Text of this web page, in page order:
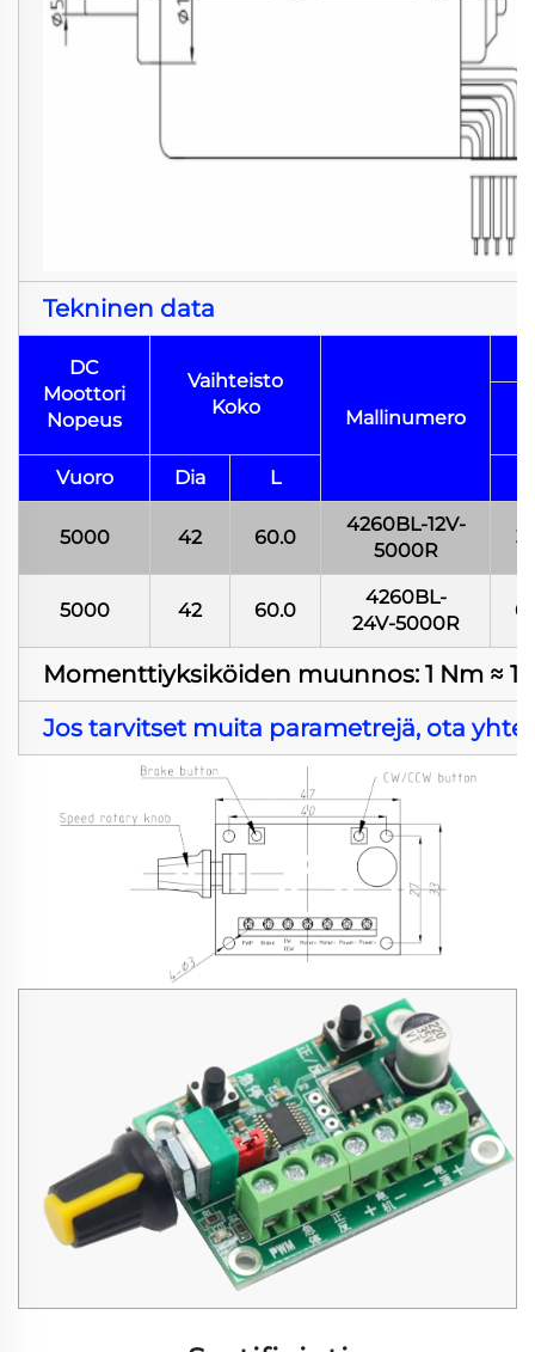
Tekninen data
DC
Moottori
Nopeus
Vaihteisto
Koko
Mallinumero
Vuoro Dia L
5000 42 60.0
4260BL-12V-
5000R
5000 42 60.0
4260BL-
24V-5000R
Momenttiyksiköiden muunnos: 1 Nm ≈
Jos tarvitset muita parametrejä, ota